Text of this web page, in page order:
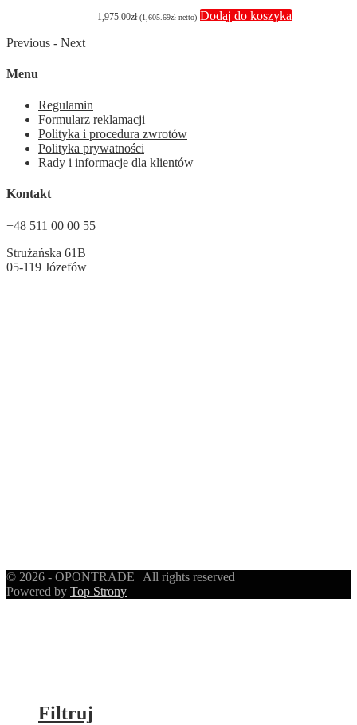
1,975.00zł (1,605.69zł netto) Dodaj do koszyka
Previous - Next
Menu
Regulamin
Formularz reklamacji
Polityka i procedura zwrotów
Polityka prywatności
Rady i informacje dla klientów
Kontakt
+48 511 00 00 55
Strużańska 61B
05-119 Józefów
© 2026 - OPONTRADE | All rights reserved
Powered by Top Strony
Filtruj